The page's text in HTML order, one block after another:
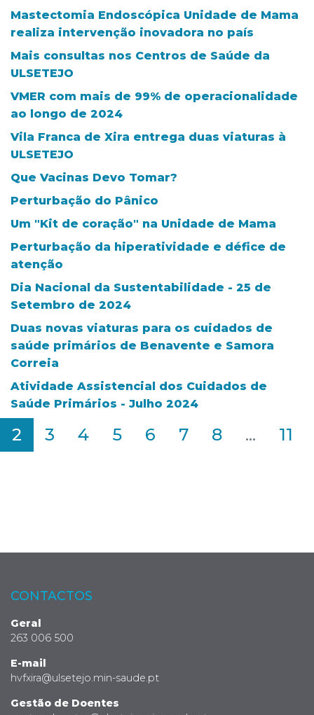
Mastectomia Endoscópica Unidade de Mama
realiza intervenção inovadora no país
Mais consultas nos Centros de Saúde da
ULSETEJO
VMER com mais de 99% de operacionalidade
ao longo de 2024
Vila Franca de Xira entrega duas viaturas à
ULSETEJO
Que Vacinas Devo Tomar?
Perturbação do Pânico
Um "Kit de coração" na Unidade de Mama
Perturbação da hiperatividade e défice de
atenção
Dia Nacional da Sustentabilidade - 25 de
Setembro de 2024
Duas novas viaturas para os cuidados de
saúde primários de Benavente e Samora
Correia
Atividade Assistencial dos Cuidados de
Saúde Primários - Julho 2024
2 3 4 5 6 7 8 ... 11
CONTACTOS
Geral
263 006 500
E-mail
hvfxira@ulsetejo.min-saude.pt
Gestão de Doentes